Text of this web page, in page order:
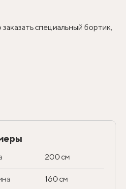
специальный бортик,
200 см
160 см